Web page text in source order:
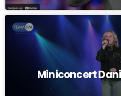
Miniconcert